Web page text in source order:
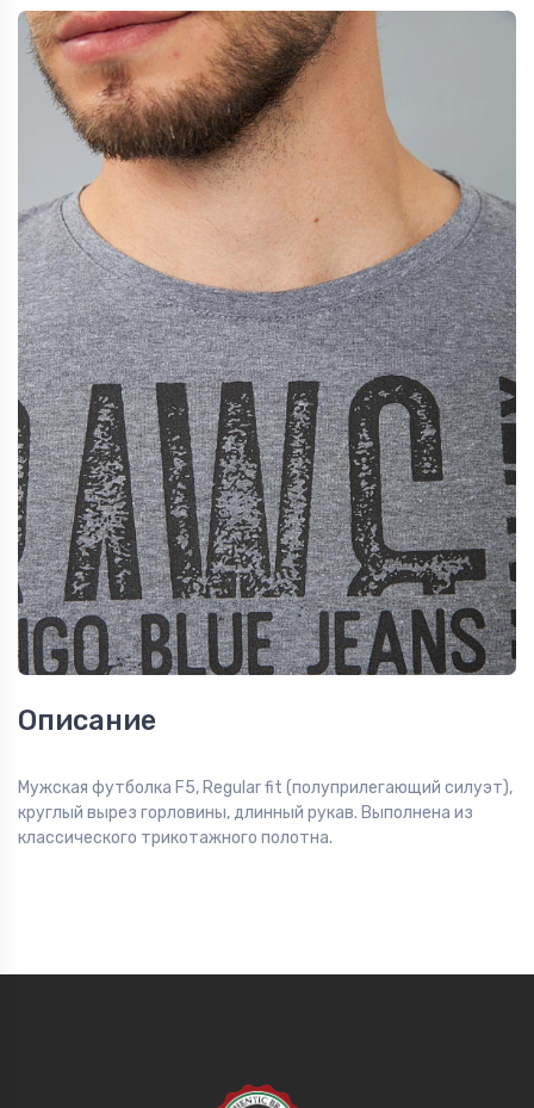
Описание
Мужская футболка F5, Regular fit (полуприлегающий силуэт),
круглый вырез горловины, длинный рукав. Выполнена из
классического трикотажного полотна.